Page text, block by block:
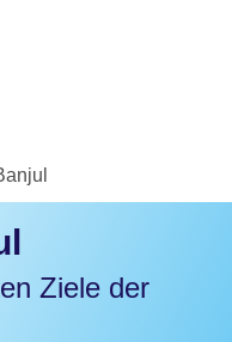
Ziele der